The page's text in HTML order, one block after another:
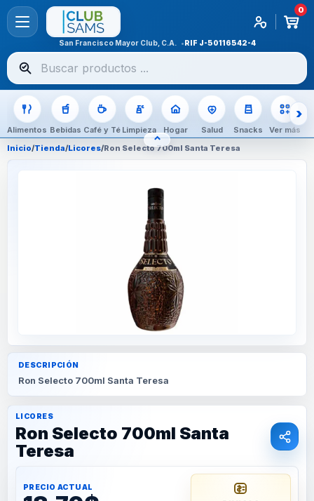
0
San Francisco Mayor Club, C.A. RIF J-50116542-4
Buscar
productos
Alimentos Bebidas Café y Té Limpieza Hogar Salud Snacks Ver más
⌃OCULTAR CATEGORÍAS
Inicio/Tienda/Licores/Ron Selecto 700ml Santa Teresa
DESCRIPCIÓN
Ron Selecto 700ml Santa Teresa
LICORES
Ron Selecto 700ml Santa
Teresa
PRECIO ACTUAL